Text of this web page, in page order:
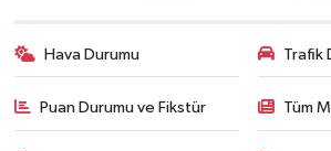
Hava Durumu Trafik
Puan Durumu ve Fikstür Tüm